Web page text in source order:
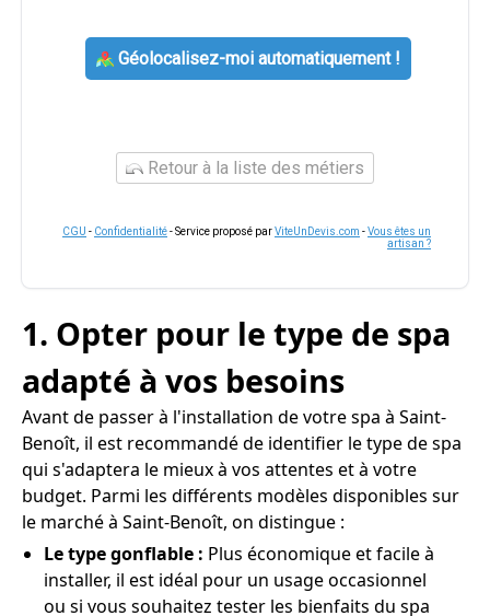
Géolocalisez-moi automatiquement !
Retour à la liste des métiers
CGU - Confidentialité- Service proposé parViteUnDevis.com -Vous êtes un
artisan ?
1. Opter pour le type de spa
adapté à vos besoins
Avant de passer à l'installation de votre spa à Saint-
Benoît, il est recommandé de identifier le type de spa
qui s'adaptera le mieux à vos attentes et à votre
budget. Parmi les différents modèles disponibles sur
le marché à Saint-Benoît, on distingue :
Le type gonflable : Plus économique et facile à
installer, il est idéal pour un usage occasionnel
ou si vous souhaitez tester les bienfaits du spa